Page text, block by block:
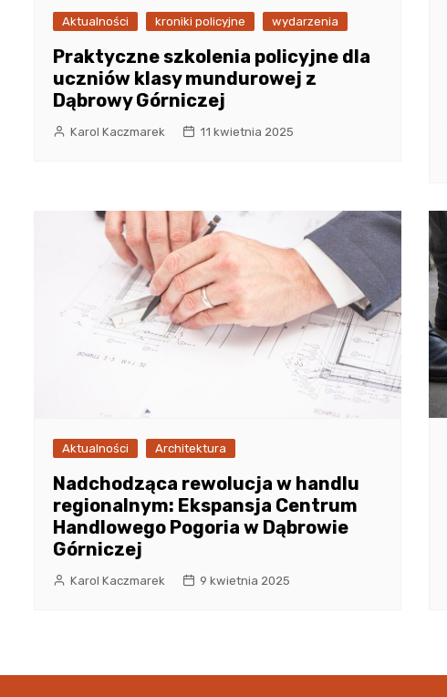
Aktualności kroniki policyjne wydarzenia
Praktyczne szkolenia policyjne dla
uczniów klasy mundurowej z
Dąbrowy Górniczej
Karol Kaczmarek 11 kwietnia 2025
Aktualności Architektura
Nadchodząca rewolucja w handlu
regionalnym: Ekspansja Centrum
Handlowego Pogoria w Dąbrowie
Górniczej
Karol Kaczmarek 9 kwietnia 2025